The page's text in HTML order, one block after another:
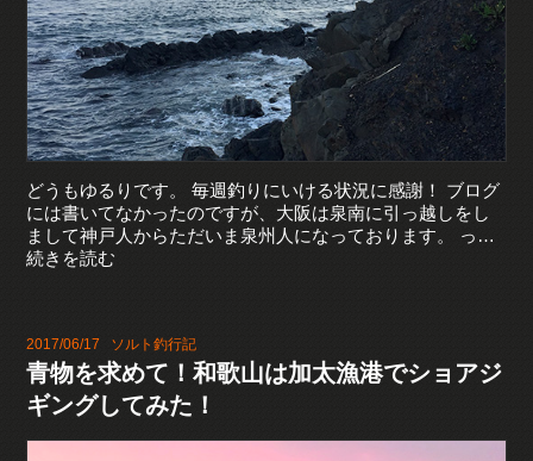
どうもゆるりです。 毎週釣りにいける状況に感謝！ ブログ
には書いてなかったのですが、大阪は泉南に引っ越しをし
まして神戸人からただいま泉州人になっております。 っ…
続きを読む
2017/06/17 ソルト釣行記
青物を求めて！和歌山は加太漁港でショアジ
ギングしてみた！